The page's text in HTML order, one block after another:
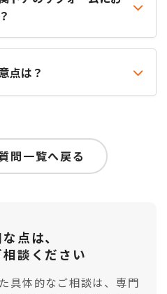
点は？
問一覧へ戻る
点は、
談ください
具体的なご相談は、専門